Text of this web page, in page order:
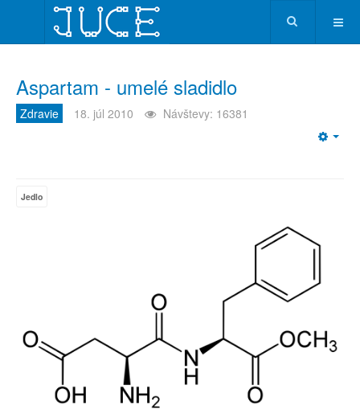
Aspartam - umelé sladidlo
Zdravie 18. júl 2010 Návštevy: 16381
Jedlo